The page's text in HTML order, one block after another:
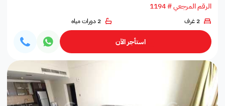
الرقم المرجعي # 1194
2 غرف 2 دورات مياه
استأجر الآن